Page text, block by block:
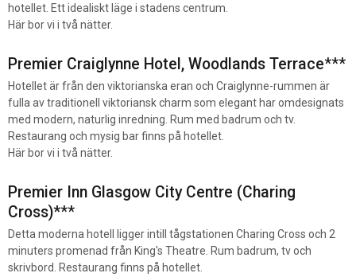
hotellet. Ett idealiskt läge i stadens centrum.
Här bor vi i två nätter.
Premier Craiglynne Hotel, Woodlands Terrace***
Hotellet är från den viktorianska eran och Craiglynne-rummen är
fulla av traditionell viktoriansk charm som elegant har omdesignats
med modern, naturlig inredning. Rum med badrum och tv.
Restaurang och mysig bar finns på hotellet.
Här bor vi i två nätter.
Premier Inn Glasgow City Centre (Charing
Cross)***
Detta moderna hotell ligger intill tågstationen Charing Cross och 2
minuters promenad från King's Theatre. Rum badrum, tv och
skrivbord. Restaurang finns på hotellet.